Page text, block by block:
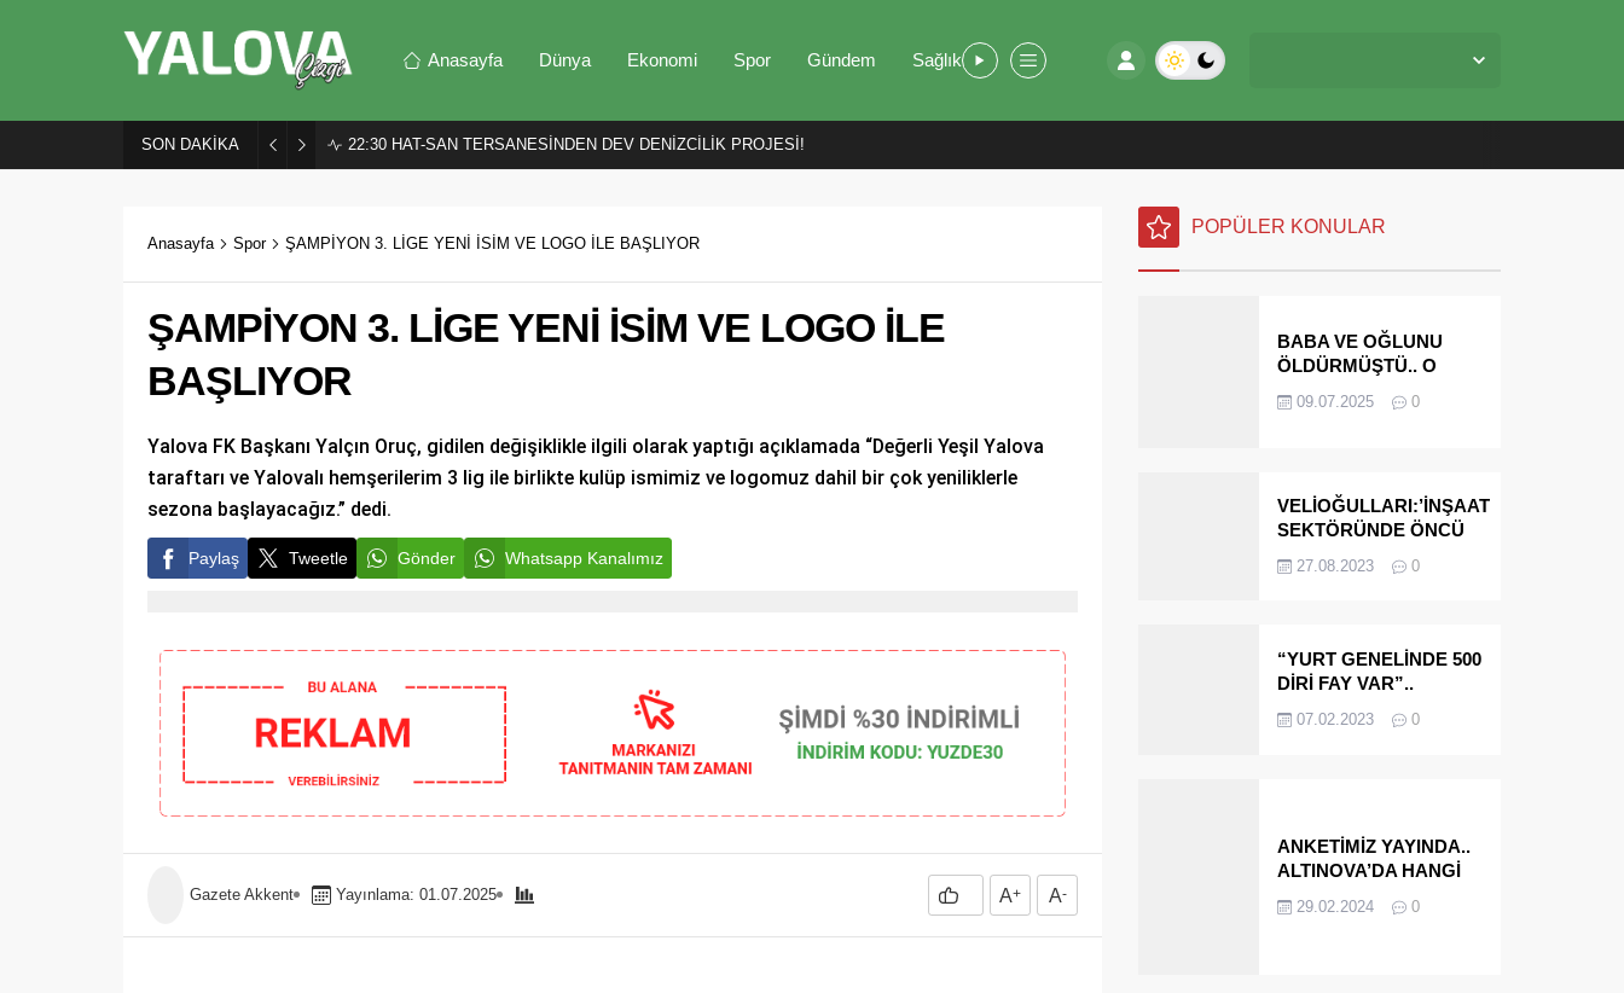
Anasayfa Dünya Ekonomi Spor Gündem Sağlık
SON DAKİKA 22:30 HAT-SAN TERSANESİNDEN DEV DENİZCİLİK PROJESİ!
Anasayfa Spor ŞAMPİYON 3. LİGE YENİ İSİM VE LOGO İLE BAŞLIYOR
ŞAMPİYON 3. LİGE YENİ İSİM VE LOGO İLE
BAŞLIYOR
Yalova FK Başkanı Yalçın Oruç, gidilen değişiklikle ilgili olarak yaptığı açıklamada “Değerli Yeşil Yalova
taraftarı ve Yalovalı hemşerilerim 3 lig ile birlikte kulüp ismimiz ve logomuz dahil bir çok yeniliklerle
sezona başlayacağız.” dedi.
Paylaş Tweetle Gönder Whatsapp Kanalımız
Gazete Akkent Yayınlama: 01.07.2025 A+ A-
POPÜLER KONULAR
BABA VE OĞLUNU
ÖLDÜRMÜŞTÜ.. O
MİRASÇILARI
09.07.2025 0
VELİOĞULLARI:’İNŞAAT
SEKTÖRÜNDE ÖNCÜ
EDECEĞİZ’
27.08.2023 0
“YURT GENELİNDE 500
DİRİ FAY VAR”..
ÇINARCIK..
07.02.2023 0
ANKETİMİZ YAYINDA..
ALTINOVA’DA HANGİ
BAŞKANI OLARAK
29.02.2024 0